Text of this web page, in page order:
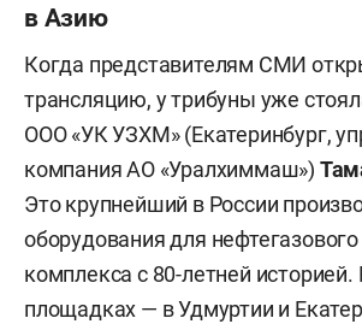
в Азию
Когда представителям СМИ
трансляцию, у трибуны уже
ООО «УК УЗХМ» (Екатеринбург,
компания АО «Уралхиммаш»)
Это крупнейший в России
оборудования для
комплекса с 80-летней историей.
площадках — в Удмуртии и